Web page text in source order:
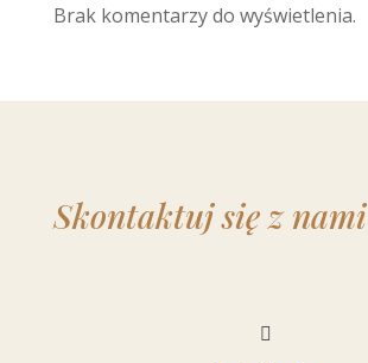
Brak komentarzy do wyświetlenia.
Skontaktuj się z nami
